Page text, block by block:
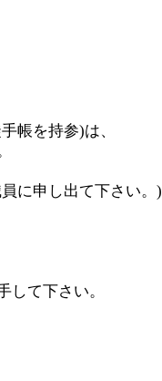
帳を持参)は、
に申し出て下さい。)
して下さい。